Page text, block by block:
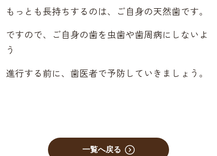
もっとも長持ちするのは、ご自身の天然歯です。
ですので、ご自身の歯を虫歯や歯周病にしないよ
う
進行する前に、歯医者で予防していきましょう。
一覧へ戻る